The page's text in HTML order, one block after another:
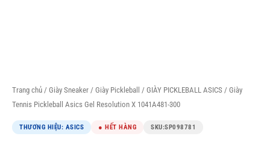
Trang chủ / Giày Sneaker / Giày Pickleball / GIÀY PICKLEBALL ASICS / Giày
Tennis Pickleball Asics Gel Resolution X 1041A481-300
THƯƠNG HIỆU: ASICS ● HẾT HÀNG SKU:SP098781